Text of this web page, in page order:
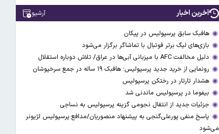
آخرین اخبار آرشیو
هافبک سابق پرسپولیس در پیکان
بازی‌های لیگ برتر فوتبال با تماشاگر برگزار می‌شود
دلیل مخالفت AFC با میزبانی آبی‌ها در عراق/ تلاش دوباره استقلال
رونمایی از خرید جدید پرسپولیس؛ هافبک ۱۹ ساله در جمع سرخپوشان
هشدار تارتار در رختکن پرسپولیس
بیفوما در پرسپولیس ماندنی شد
جزئیات جدید از انتقال نجومی گزینه پرسپولیس به نساجی
پاسخ منفی پورعلی‌گنجی به پیشنهاد منصوریان/مدافع پرسپولیس لژیونر
می‌شود